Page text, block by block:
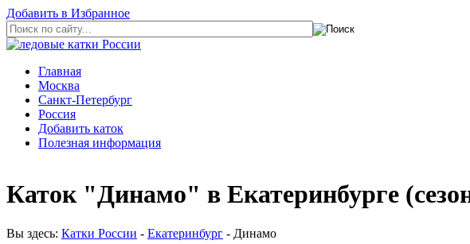
Добавить в Избранное
Главная
Москва
Санкт-Петербург
Россия
Добавить каток
Полезная информация
Каток "Динамо" в Екатеринбурге
Вы здесь: Катки России - Екатеринбург - Динамо